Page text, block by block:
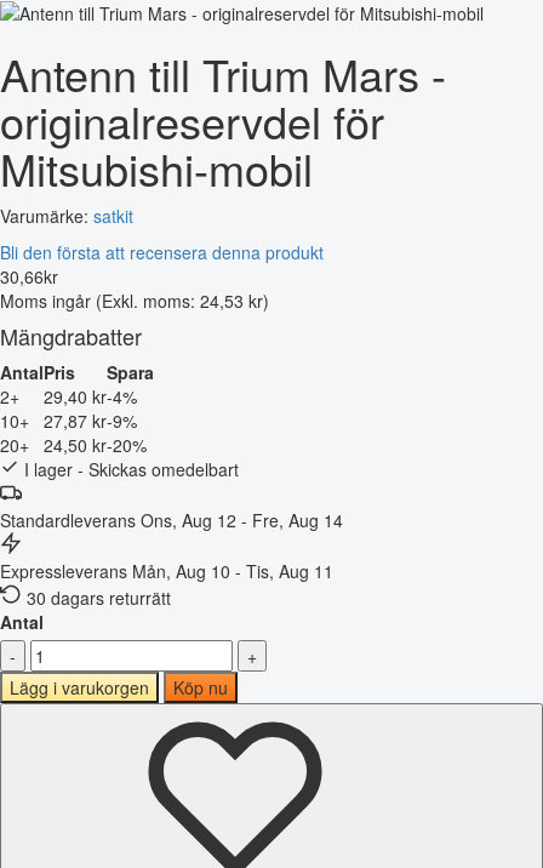
Antenn till Trium Mars -
originalreservdel för
Mitsubishi-mobil
Varumärke: satkit
Bli den första att recensera denna produkt
30,66kr
Moms ingår (Exkl. moms: 24,53 kr)
Mängdrabatter
AntalPris
Spara
2+
29,40 kr-4%
10+ 27,87 kr-9%
20+ 24,50 kr-20%
I lager - Skickas omedelbart
Standardleverans Ons, Aug 12 - Fre, Aug 14
Expressleverans Mån, Aug 10 - Tis, Aug 11
30 dagars returrätt
Antal
-
+
Lägg i varukorgen
Köp nu